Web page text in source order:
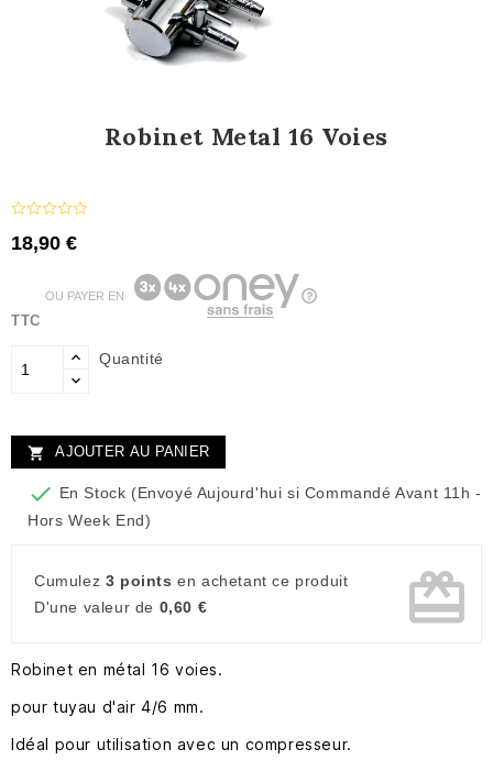
Robinet Metal 16 Voies
18,90 €
TTC
OU PAYER EN
Quantité
 AJOUTER AU PANIER
 En Stock (Envoyé Aujourd'hui si Commandé Avant 11h -
Hors Week End)
Cumulez 3 points en achetant ce produit
D'une valeur de 0,60 € card_giftcard
Robinet en métal 16 voies.
pour tuyau d'air 4/6 mm.
Idéal pour utilisation avec un compresseur.